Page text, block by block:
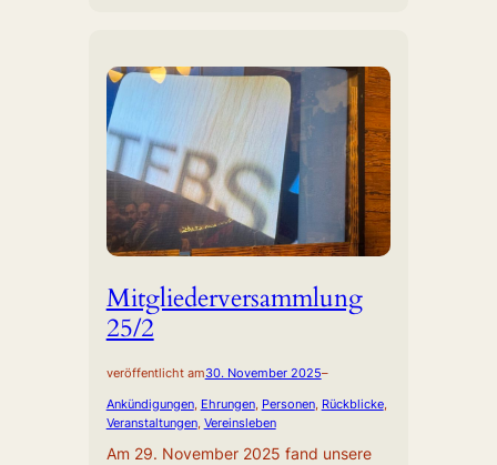
Mitgliederversammlung
25/2
veröffentlicht am30. November 2025–
Ankündigungen, Ehrungen, Personen, Rückblicke ,
Veranstaltungen, Vereinsleben
Am 29. November 2025 fand unsere